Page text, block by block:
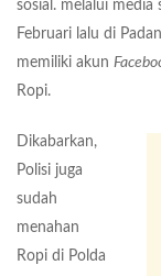
sosial. melalui media
Februari lalu di
memiliki akun
Ropi.
Dikabarkan,
Polisi juga
sudah
menahan
Ropi di Polda